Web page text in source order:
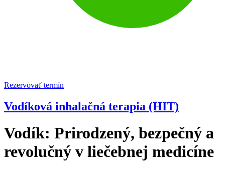
Rezervovať termín
Vodíková inhalačná terapia (HIT)
Vodík: Prirodzený, bezpečný a
revolučný v liečebnej medicíne